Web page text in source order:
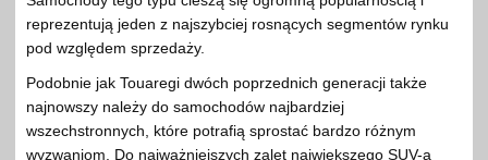
reprezentują jeden z najszybciej rosnących segmentów rynku
pod względem sprzedaży.
Podobnie jak Touaregi dwóch poprzednich generacji także
najnowszy należy do samochodów najbardziej
wszechstronnych, które potrafią sprostać bardzo różnym
wyzwaniom. Do najważniejszych zalet największego SUV-a